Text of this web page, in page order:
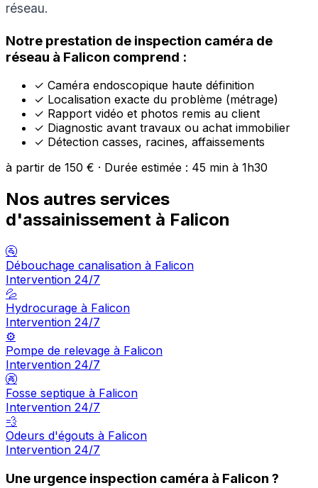
réseau.
Notre prestation de inspection caméra de
réseau à Falicon comprend :
✓ Caméra endoscopique haute définition
✓ Localisation exacte du problème (métrage)
✓ Rapport vidéo et photos remis au client
✓ Diagnostic avant travaux ou achat immobilier
✓ Détection casses, racines, affaissements
à partir de 150 € · Durée estimée : 45 min à 1h30
Nos autres services
d'assainissement à Falicon
🚰
Débouchage canalisation à Falicon
Intervention 24/7
💦
Hydrocurage à Falicon
Intervention 24/7
⚙️
Pompe de relevage à Falicon
Intervention 24/7
🚱
Fosse septique à Falicon
Intervention 24/7
💨
Odeurs d'égouts à Falicon
Intervention 24/7
Une urgence inspection caméra à Falicon ?